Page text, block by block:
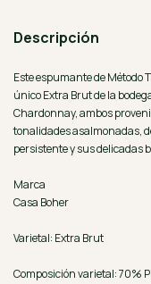
Descripción
Este espumante de Método
único Extra Brut de la
Chardonnay, ambos
tonalidades asalmonadas,
persistente y sus delicadas
Marca
Casa Boher
Varietal: Extra Brut
Composición varietal: 70%